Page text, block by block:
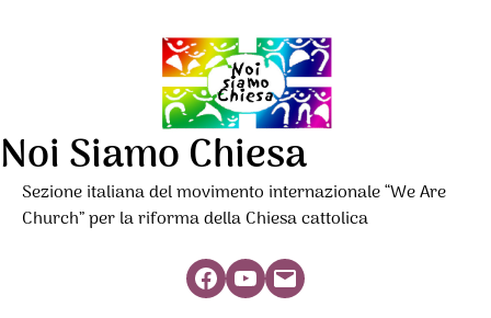
Noi Siamo Chiesa
Sezione italiana del movimento internazionale “We Are
Church” per la riforma della Chiesa cattolica
Facebook YouTube Mail